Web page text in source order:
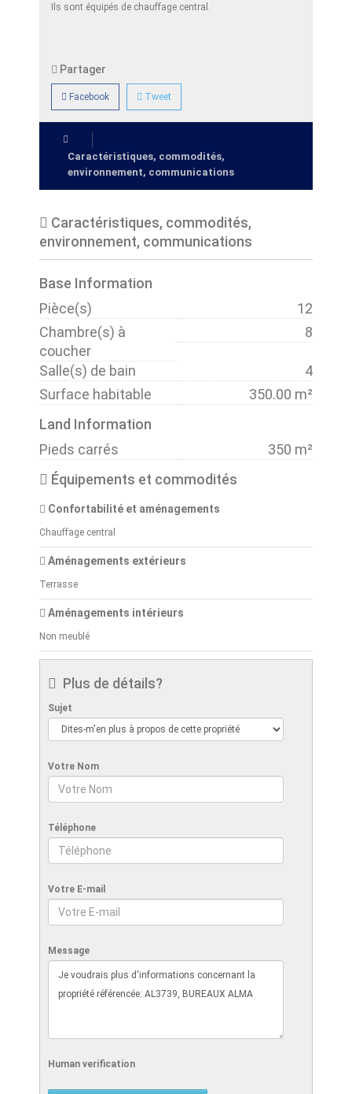
Ils sont équipés de chauffage central.
Partager
Facebook Tweet
Caractéristiques, commodités,
environnement, communications
Caractéristiques, commodités,
environnement, communications
Base Information
Pièce(s)
12
Chambre(s) à
coucher
8
Salle(s) de bain
4
Surface habitable
350.00 m²
Land Information
Pieds carrés
350 m²
Équipements et commodités
Confortabilité et aménagements
Chauffage central
Aménagements extérieurs
Terrasse
Aménagements intérieurs
Non meublé
Plus de détails?
Sujet
Votre Nom
Téléphone
Votre E-mail
Message
Human verification